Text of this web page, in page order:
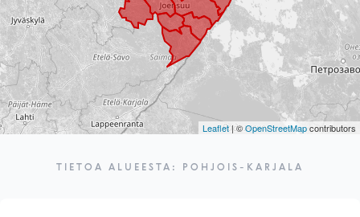
Leaflet| ©OpenStreetMapcontributors
TIETOA ALUEESTA: POHJOIS-KARJALA